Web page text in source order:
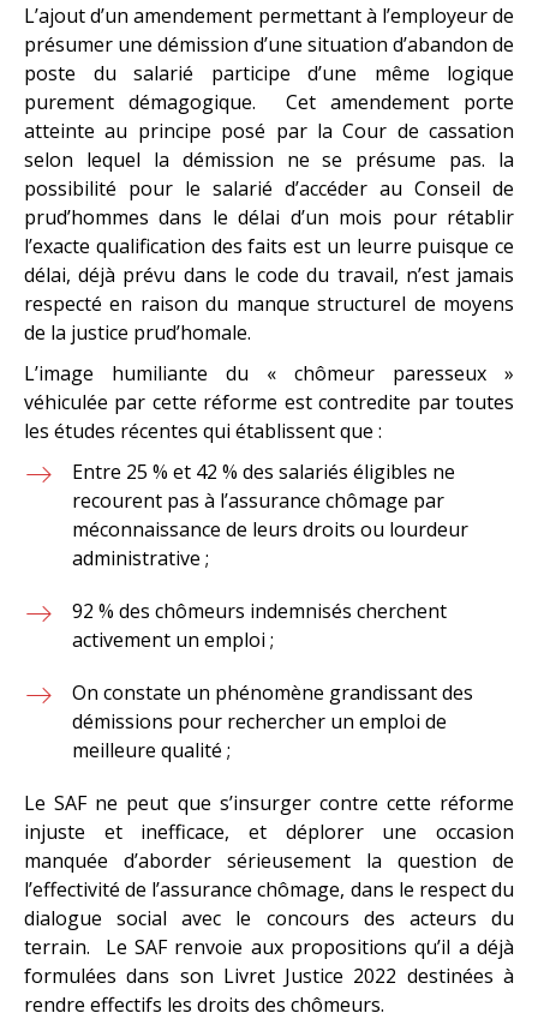
L’ajout d’un amendement permettant à l’employeur de
présumer une démission d’une situation d’abandon de
poste du salarié participe d’une même logique
purement démagogique. Cet amendement porte
atteinte au principe posé par la Cour de cassation
selon lequel la démission ne se présume pas. la
possibilité pour le salarié d’accéder au Conseil de
prud’hommes dans le délai d’un mois pour rétablir
l’exacte qualification des faits est un leurre puisque ce
délai, déjà prévu dans le code du travail, n’est jamais
respecté en raison du manque structurel de moyens
de la justice prud’homale.
L’image humiliante du « chômeur paresseux »
véhiculée par cette réforme est contredite par toutes
les études récentes qui établissent que :
Entre 25 % et 42 % des salariés éligibles ne
recourent pas à l’assurance chômage par
méconnaissance de leurs droits ou lourdeur
administrative ;
92 % des chômeurs indemnisés cherchent
activement un emploi ;
On constate un phénomène grandissant des
démissions pour rechercher un emploi de
meilleure qualité ;
Le SAF ne peut que s’insurger contre cette réforme
injuste et inefficace, et déplorer une occasion
manquée d’aborder sérieusement la question de
l’effectivité de l’assurance chômage, dans le respect du
dialogue social avec le concours des acteurs du
terrain. Le SAF renvoie aux propositions qu’il a déjà
formulées dans son Livret Justice 2022 destinées à
rendre effectifs les droits des chômeurs.